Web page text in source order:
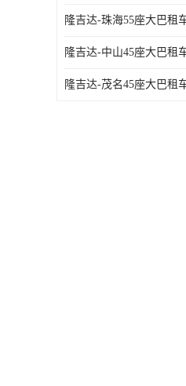
隆吉达-珠海55座大巴租
隆吉达-中山45座大巴租
隆吉达-茂名45座大巴租